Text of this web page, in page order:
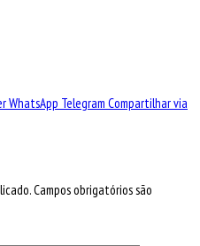
WhatsApp Telegram Compartilhar via
Campos obrigatórios são